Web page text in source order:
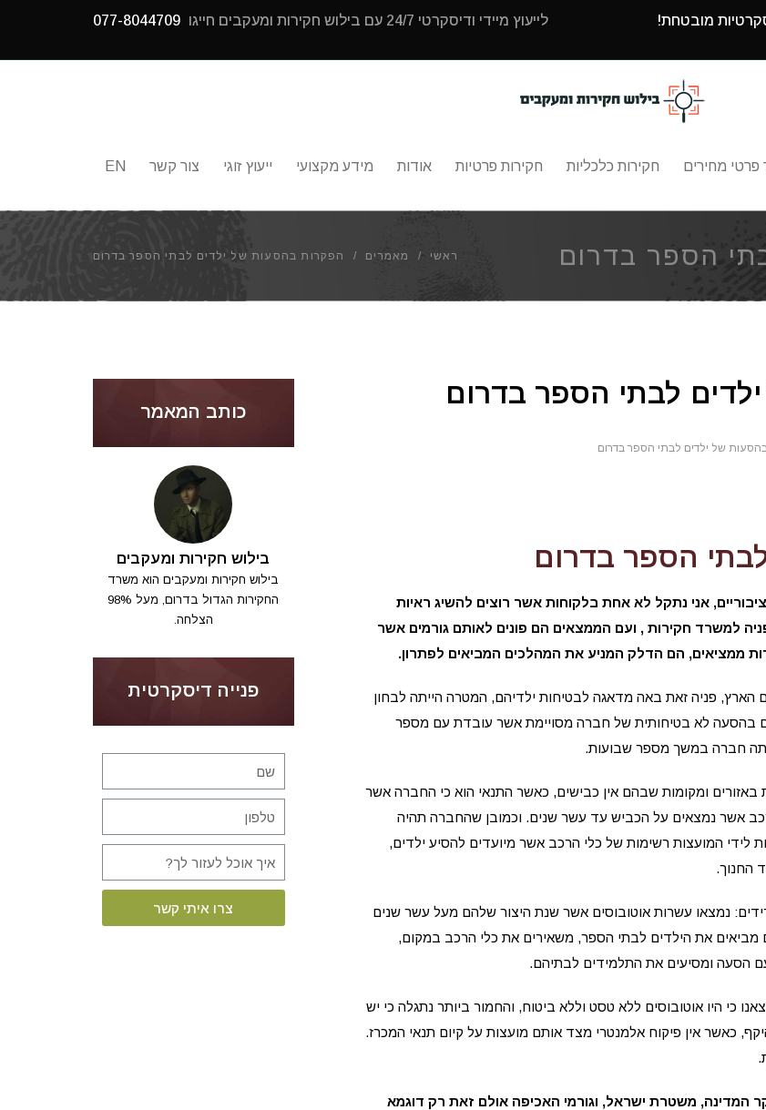
מובטחת! לייעוץ מיידי ודיסקרטי 24/7 עם בילוש חקירות ומעקבים חייגו 077-8044709
פרטי מחירים חקירות כלכליות חקירות פרטיות אודות מידע מקצועי ייעוץ זוגי צור קשר EN
הספר בדרום ראשי / מאמרים / הפקרות בהסעות של ילדים לבתי הספר בדרום
לבתי הספר בדרום
של ילדים לבתי הספר בדרום
הספר בדרום
אני נתקל לא אחת בלקוחות אשר רוצים להשיג ראיות
למשרד חקירות , ועם הממצאים הם פונים לאותם גורמים אשר
ממציאים, הם הדלק המניע את המהלכים המביאים לפתרון.
הארץ, פניה זאת באה מדאגה לבטיחות ילדיהם, המטרה הייתה לבחון
בהסעה לא בטיחותית של חברה מסויימת אשר עובדת עם מספר
חברה במשך מספר שבועות.
ומקומות שבהם אין כבישים, כאשר התנאי הוא כי החברה אשר
אשר נמצאים על הכביש עד עשר שנים. וכמובן שהחברה תהיה
לידי המועצות רשימות של כלי הרכב אשר מיועדים להסיע ילדים,
החנוך.
העלנו ממצאים מחרידים: נמצאו עשרות אוטובוסים אשר שנת היצור שלהם מעל עשר שנים
מביאים את הילדים לבתי הספר, משאירים את כלי הרכב במקום,
הסעה ומסיעים את התלמידים לבתיהם.
כי היו אוטובוסים ללא טסט וללא ביטוח, והחמור ביותר נתגלה כי יש
כאשר אין פיקוח אלמנטרי מצד אותם מועצות על קיום תנאי המכרז.
המדינה, משטרת ישראל, וגורמי האכיפה אולם זאת רק דוגמא
כותב המאמר
בילוש חקירות ומעקבים
בילוש חקירות ומעקבים הוא משרד
החקירות הגדול בדרום, מעל 98%
הצלחה.
פנייה דיסקרטית
צרו איתי קשר